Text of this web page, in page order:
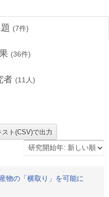
(7件)
(36件)
者 (11 人)
物の「横取り」を可能に